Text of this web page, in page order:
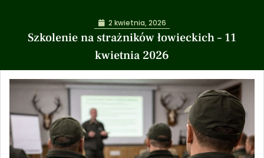
Szkolenie na strażników łowieckich – 11
kwietnia 2026
2 kwietnia, 2026